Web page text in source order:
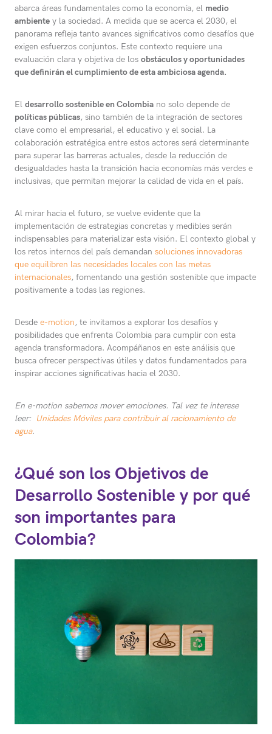
abarca áreas fundamentales como la economía, el medio
ambiente y la sociedad. A medida que se acerca el 2030, el
panorama refleja tanto avances significativos como desafíos que
exigen esfuerzos conjuntos. Este contexto requiere una
evaluación clara y objetiva de los obstáculos y oportunidades
que definirán el cumplimiento de esta ambiciosa agenda.
El desarrollo sostenible en Colombia no solo depende de
políticas públicas, sino también de la integración de sectores
clave como el empresarial, el educativo y el social. La
colaboración estratégica entre estos actores será determinante
para superar las barreras actuales, desde la reducción de
desigualdades hasta la transición hacia economías más verdes e
inclusivas, que permitan mejorar la calidad de vida en el país.
Al mirar hacia el futuro, se vuelve evidente que la
implementación de estrategias concretas y medibles serán
indispensables para materializar esta visión. El contexto global y
los retos internos del país demandan soluciones innovadoras
que equilibren las necesidades locales con las metas
internacionales, fomentando una gestión sostenible que impacte
positivamente a todas las regiones.
Desde e-motion, te invitamos a explorar los desafíos y
posibilidades que enfrenta Colombia para cumplir con esta
agenda transformadora. Acompáñanos en este análisis que
busca ofrecer perspectivas útiles y datos fundamentados para
inspirar acciones significativas hacia el 2030.
En e-motion sabemos mover emociones. Tal vez te interese
leer: Unidades Móviles para contribuir al racionamiento de
agua.
¿Qué son los Objetivos de
Desarrollo Sostenible y por qué
son importantes para
Colombia?